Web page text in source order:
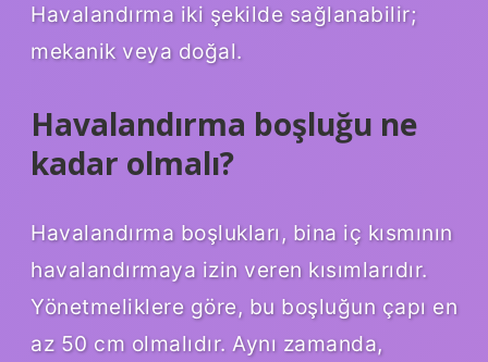
Havalandırma iki şekilde sağlanabilir;
mekanik veya doğal.
Havalandırma boşluğu ne
kadar olmalı?
Havalandırma boşlukları, bina iç kısmının
havalandırmaya izin veren kısımlarıdır.
Yönetmeliklere göre, bu boşluğun çapı en
az 50 cm olmalıdır. Aynı zamanda,